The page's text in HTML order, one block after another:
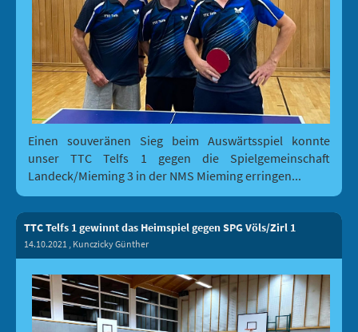
Einen souveränen Sieg beim Auswärtsspiel konnte
unser TTC Telfs 1 gegen die Spielgemeinschaft
Landeck/Mieming 3 in der NMS Mieming erringen...
TTC Telfs 1 gewinnt das Heimspiel gegen SPG Völs/Zirl 1
14.10.2021 , Kunczicky Günther